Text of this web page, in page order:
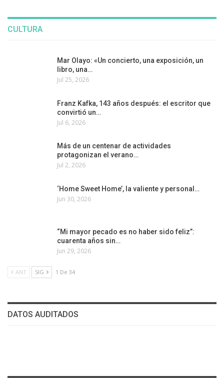
CULTURA
Mar Olayo: «Un concierto, una exposición, un
libro, una…
Jul 25, 2026
Franz Kafka, 143 años después: el escritor que
convirtió un…
Jul 6, 2026
Más de un centenar de actividades
protagonizan el verano…
Jul 2, 2026
‘Home Sweet Home’, la valiente y personal…
Jun 30, 2026
“Mi mayor pecado es no haber sido feliz”:
cuarenta años sin…
Jun 29, 2026
ANT SIG 1 De 34
DATOS AUDITADOS